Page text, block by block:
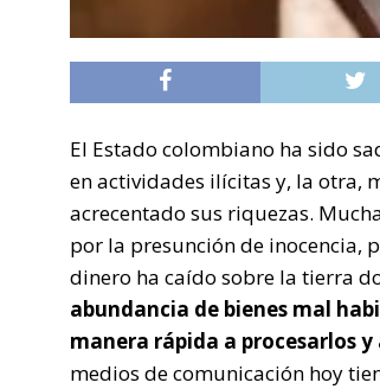
El Estado colombiano ha sido
en actividades ilícitas y, la otra,
acrecentado sus riquezas.
por la presunción de inocencia,
dinero ha caído sobre la tierra
abundancia de bienes mal
manera rápida a procesarlos
medios de comunicación hoy